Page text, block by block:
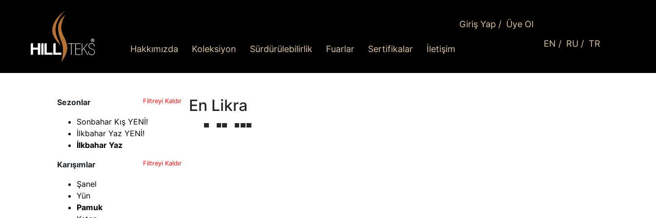
Hakkımızda Koleksiyon Sürdürülebilirlik Fuarlar Sertifikalar İletişim
Giriş Yap / Üye Ol
EN / RU / TR
Sezonlar Filtreyi Kaldır
Sonbahar Kış YENİ!
İlkbahar Yaz YENİ!
İlkbahar Yaz
Karışımlar
Filtreyi Kaldır
Şanel
Yün
Pamuk
En Likra